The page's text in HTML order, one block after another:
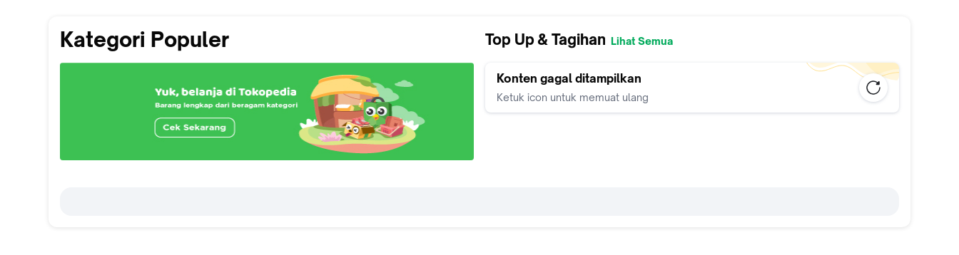
Kategori Populer Top Up & Tagihan Lihat Semua
Konten gagal ditampilkan
Ketuk icon untuk memuat ulang